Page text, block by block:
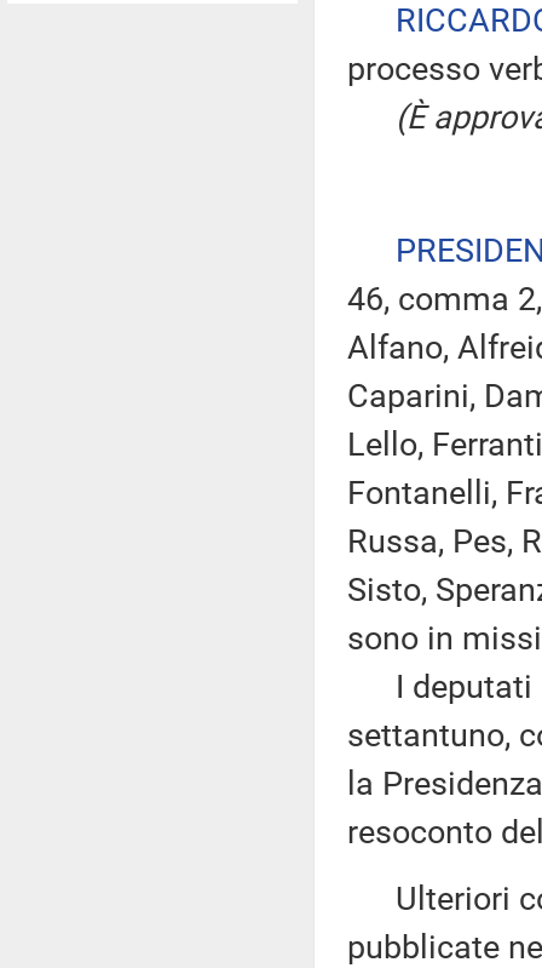
processo
(È
46, comma
Alfano,
Caparini,
Lello,
Fontanelli,
Russa, Pes,
Sisto,
sono in
I deputati
settantuno,
la
resoconto
Ulteriori
pubblicate